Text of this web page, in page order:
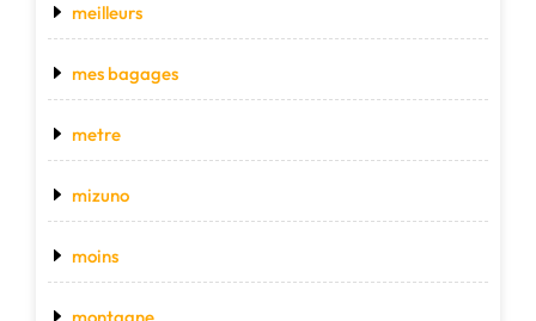
meilleurs
mes bagages
metre
mizuno
moins